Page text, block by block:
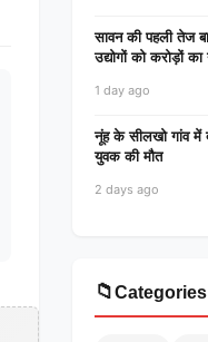
सावन की पहली तेज
उद्योगों को करोड़ों
1 day ago
नूंह के सीलखो गांव में
युवक की मौत
2 days ago
📁Categories